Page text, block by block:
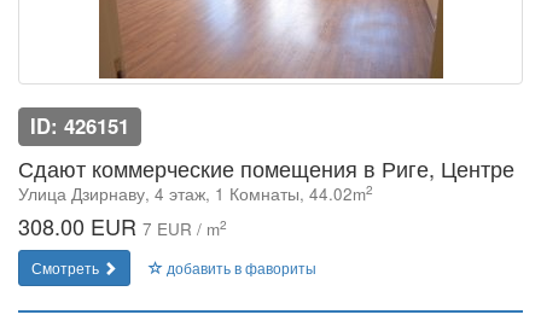
ID: 426151
Сдают коммерческие помещения в Риге, Центре
Улица Дзирнаву, 4 этаж, 1 Комнаты, 44.02m2
308.00 EUR 7 EUR / m2
Смотреть добавить в фавориты